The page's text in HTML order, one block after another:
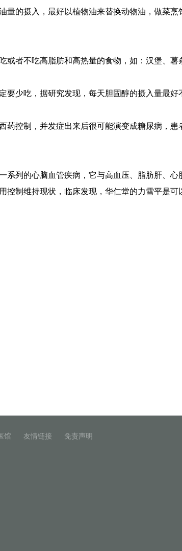
的摄入，最好以植物油来替换动物油，做菜
者不吃高脂肪和高热量的食物，如：汉堡、薯
少吃，据研究发现，每天胆固醇的摄入量最好
控制，并发症出来后很可能演变成糖尿病，
系列的心脑血管疾病，它与高血压、脂肪肝、
制维持现状，临床发现，华仁堂的力雪平是可
馆 友情链接 免责声明